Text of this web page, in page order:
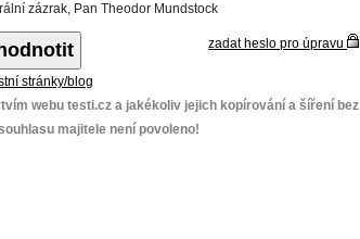
zázrak, Pan Theodor Mundstock
zadat heslo pro úpravu
stránky/blog
webu testi.cz a jakékoliv jejich kopírování a šíření bez
majitele není povoleno!